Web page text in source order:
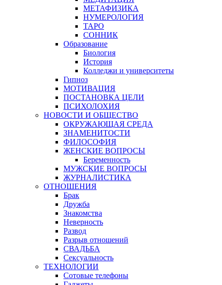
МЕТАФИЗИКА
НУМЕРОЛОГИЯ
ТАРО
СОННИК
Образование
Биология
История
Колледжи и университеты
Гипноз
МОТИВАЦИЯ
ПОСТАНОВКА ЦЕЛИ
ПСИХОЛОХИЯ
НОВОСТИ И ОБЩЕСТВО
ОКРУЖАЮЩАЯ СРЕДА
ЗНАМЕНИТОСТИ
ФИЛОСОФИЯ
ЖЕНСКИЕ ВОПРОСЫ
Беременность
МУЖСКИЕ ВОПРОСЫ
ЖУРНАЛИСТИКА
ОТНОШЕНИЯ
Брак
Дружба
Знакомства
Неверность
Развод
Разрыв отношений
СВАДЬБА
Сексуальность
ТЕХНОЛОГИИ
Сотовые телефоны